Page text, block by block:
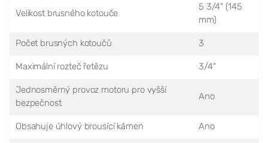
Velikost brusného kotouče
5 3/4" (145
mm)
Počet brusných kotoučů 3
Maximální rozteč řetězu 3/4"
Jednosměrný provoz motoru pro vyšší
bezpečnost
Ano
Obsahuje úhlový brousící kámen Ano